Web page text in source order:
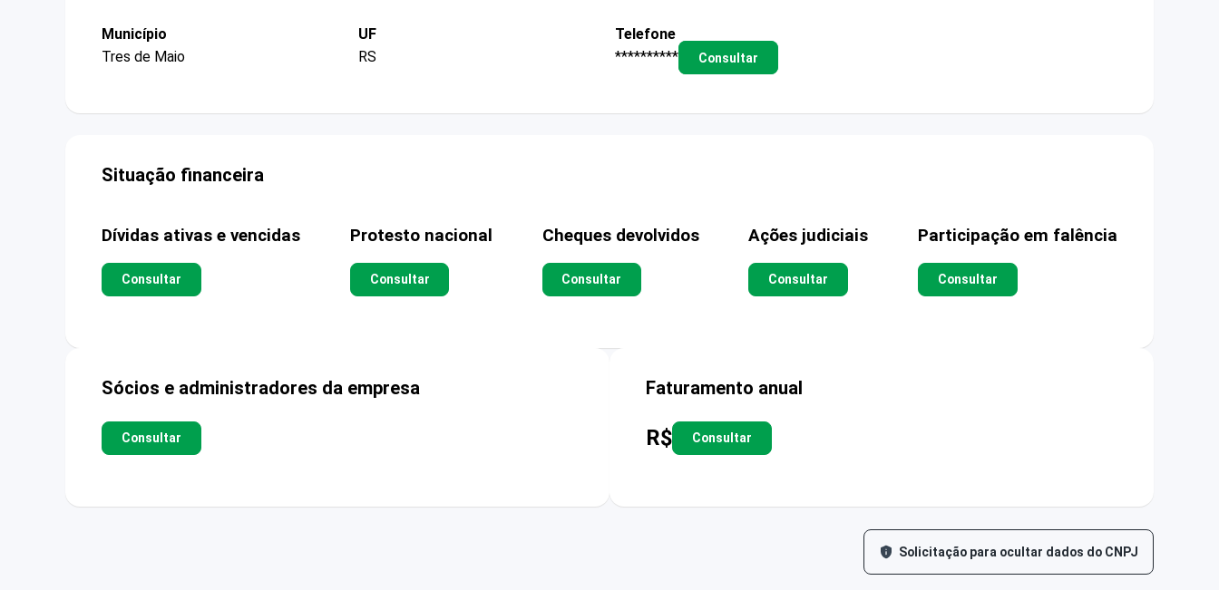
Município
Tres de Maio
UF
RS
Telefone
**********
Consultar
Situação financeira
Dívidas ativas e vencidas
Consultar
Protesto nacional
Consultar
Cheques devolvidos
Consultar
Ações judiciais
Consultar
Participação em falência
Consultar
Sócios e administradores da empresa
Consultar
Faturamento anual
R$ Consultar
Solicitação para ocultar dados do CNPJ